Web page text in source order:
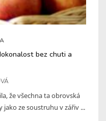
bez chuti a
že všechna ta obrovská
ze soustruhu v zářiv ...